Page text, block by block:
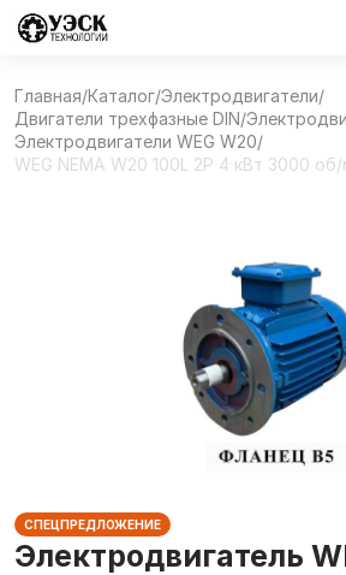
Главная/Каталог/Электродвигатели/
Двигатели трехфазные DIN/
Электродвигатели WEG W20/
WEG NEMA W20 100L 2P 4 кВт 3000
СПЕЦПРЕДЛОЖЕНИЕ
Электродвигатель